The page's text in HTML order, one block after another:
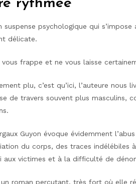
rythmée
suspense psychologique qui
délicate.
vous frappe et ne vous laisse
plu, c’est qu’ici, l’auteure nous
de travers souvent plus masculins,
Guyon évoque évidemment
du corps, des traces indélébiles
aux victimes et à la difficulté de
un roman percutant, très fort où elle